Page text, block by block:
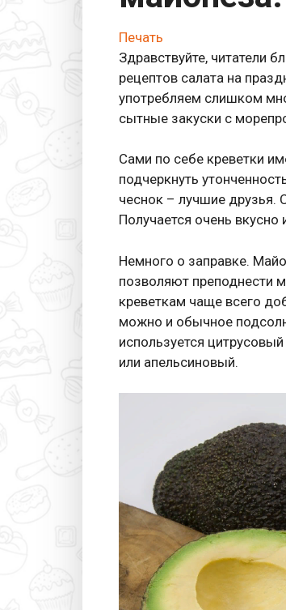
Печать
Здравствуйте, читатели
рецептов салата на
употребляем слишком
сытные закуски с
Сами по себе креветки
подчеркнуть
чеснок – лучшие друзья.
Получается очень вкусно
Немного о заправке.
позволяют преподнести
креветкам чаще всего
можно и обычное
используется
или апельсиновый.